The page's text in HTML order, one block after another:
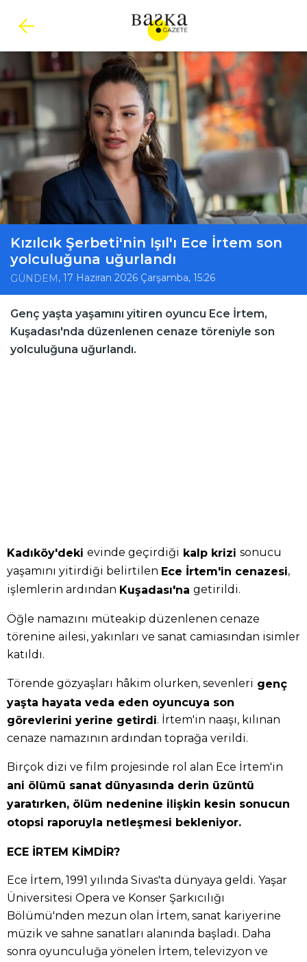
Kızılcık Şerbeti'nin Işıl'ı Ece İrtem son
yolculuğuna uğurlandı
GÜNDEM , 17 Haziran 2026 Çarşamba, 15:26
Genç yaşta yaşamını yitiren oyuncu Ece İrtem,
Kuşadası'nda düzenlenen cenaze töreniyle son
yolculuğuna uğurlandı.
Kadıköy'deki evinde geçirdiği kalp krizi sonucu
yaşamını yitirdiği belirtilen Ece İrtem'in cenazesi,
işlemlerin ardından Kuşadası'na getirildi.
Öğle namazını müteakip düzenlenen cenaze
törenine ailesi, yakınları ve sanat camiasından isimler
katıldı.
Törende gözyaşları hâkim olurken, sevenleri genç
yaşta hayata veda eden oyuncuya son
görevlerini yerine getirdi. İrtem'in naaşı, kılınan
cenaze namazının ardından toprağa verildi.
Birçok dizi ve film projesinde rol alan Ece İrtem'in
ani ölümü sanat dünyasında derin üzüntü
yaratırken, ölüm nedenine ilişkin kesin sonucun
otopsi raporuyla netleşmesi bekleniyor.
ECE İRTEM KİMDİR?
Ece İrtem, 1991 yılında Sivas'ta dünyaya geldi. Yaşar
Üniversitesi Opera ve Konser Şarkıcılığı
Bölümü'nden mezun olan İrtem, sanat kariyerine
müzik ve sahne sanatları alanında başladı. Daha
sonra oyunculuğa yönelen İrtem, televizyon ve